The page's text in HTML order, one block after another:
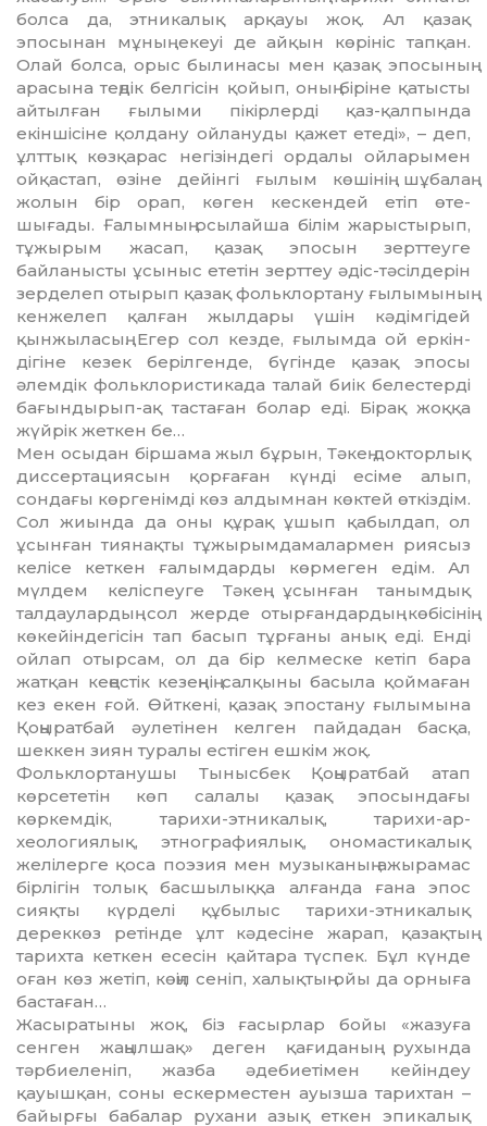
болса да, этникалық арқауы жоқ. Ал қазақ
эпосынан мұның екеуі де айқын көрініс тап­қан.
Олай болса, орыс былинасы мен қа­зақ эпосының
арасына теңдік белгісін қойып, оның біріне қатысты
айтылған ғы­лыми пікірлерді қаз-қалпында
екіншісіне қол­дану ойлануды қажет етеді», – деп,
ұлт­тық көз­қарас негізіндегі ордалы ойларымен
ойқастап, өзіне дейінгі ғылым көшінің шұ­балаң
жолын бір орап, көген кескендей етіп өте­
шығады. Ғалымның осылайша білім жа­рыс­тырып,
тұжырым жасап, қазақ эпосын зерттеуге
байланысты ұсыныс ететін зерттеу әдіс-тәсілдерін
зерделеп отырып қазақ фольклортану ғылымының
кенжелеп қал­ған жылдары үшін кәдімгідей
қынжы­ласың. Егер сол кезде, ғылымда ой еркін­
дігіне ке­зек берілгенде, бүгінде қазақ эпосы
әлем­дік фольклористикада талай биік белестерді
бағындырып-ақ тастаған болар еді. Бірақ жоққа
жүйрік жеткен бе…
Мен осыдан біршама жыл бұрын, Тәкең док­торлық
диссертациясын қорғаған күнді есіме алып,
сондағы көргенімді көз алдымнан көктей өткіздім.
Сол жиында да оны құ­рақ ұшып қабылдап, ол
ұсынған тиянақты тұжырымдамалармен риясыз
келісе кеткен ғалымдарды көрмеген едім. Ал
мүлдем ке­ліспеуге Тәкең ұсынған танымдық
талдау­лар­дың сол жерде отырғандардың көбісінің
көкейіндегісін тап басып тұрғаны анық еді. Енді
ойлап отырсам, ол да бір келмеске ке­тіп бара
жатқан кеңестік кезеңнің сал­қы­ны басыла қоймаған
кез екен ғой. Өйтке­ні, қазақ эпостану ғылымына
Қоңыратбай әулетінен келген пайдадан басқа,
шеккен зиян туралы естіген ешкім жоқ.
Фольклортанушы Тынысбек Қоңыратбай атап
көрсететін көп салалы қазақ эпосын­да­ғы
көркемдік, тарихи-этникалық, тарихи-ар­
хеологиялық, этнографиялық, ономас­ти­калық
желілерге қоса поэзия мен му­­зы­­каның ажырамас
бірлігін толық бас­шылыққа алғанда ғана эпос
сияқты күрделі құбылыс тарихи-этникалық
дереккөз ретінде ұлт кәдесіне жарап, қазақтың
тарихта кеткен есесін қайтара түспек. Бұл күнде
оған көз жетіп, көңіл сеніп, халықтың ойы да орныға
бастаған…
Жасыратыны жоқ, біз ғасырлар бойы «жазуға
сенген жаңылшақ» деген қағиданың рухында
тәрбиеленіп, жазба әдебиетімен кейіндеу
қауышқан, соны ескерместен ауызша тарихтан –
байырғы бабалар рухани азық еткен эпикалық